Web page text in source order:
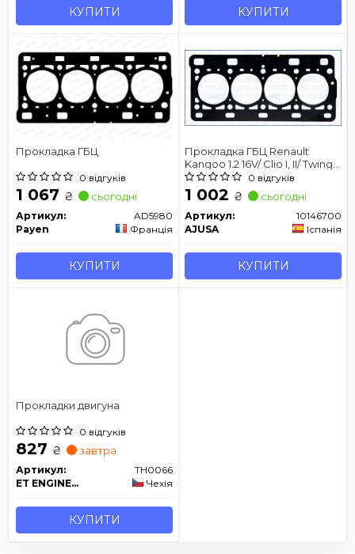
КУПИТИ КУПИТИ
Прокладка ГБЦ
0 відгуків
1 067 ₴ сьогодні
Артикул:
AD5980
Payen
Франція
КУПИТИ
Прокладка ГБЦ Renault
Kangoo 1.2 16V/ Clio I, II/ Twingo
1.2 16V/ 01-
0 відгуків
1 002 ₴ сьогодні
Артикул:
10146700
AJUSA
Іспанія
КУПИТИ
Прокладки двигуна
0 відгуків
827 ₴ завтра
Артикул:
TH0066
ET ENGINETEAM
Чехія
КУПИТИ